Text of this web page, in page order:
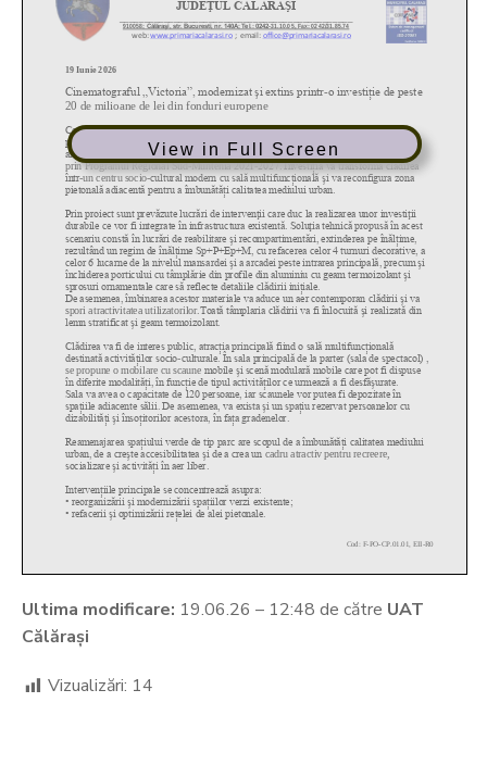
View in Full Screen
Ultima modificare: 19.06.26 – 12:48 de către UAT
Călărași
Vizualizări: 14